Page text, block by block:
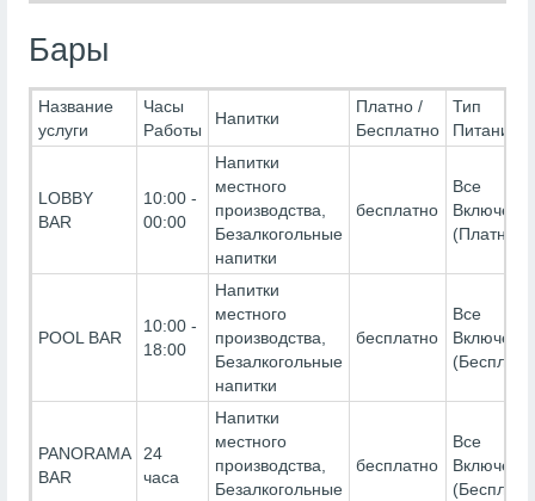
Бары
Название
услуги
Часы
Работы
Напитки
Платно /
Бесплатно
Тип
Питания
LOBBY
BAR
10:00 -
00:00
Напитки
местного
производства,
Безалкогольные
напитки
бесплатно
Все
Включено-
(Платно)
POOL BAR
10:00 -
18:00
Напитки
местного
производства,
Безалкогольные
напитки
бесплатно
Все
Включено-
PANORAMA
BAR
24
часа
Напитки
местного
производства,
Безалкогольные
бесплатно
Все
Включено-